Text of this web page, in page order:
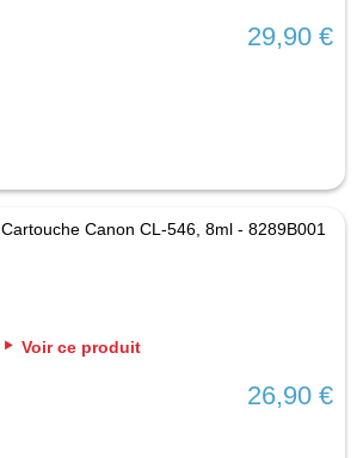
29,90 €
Cartouche Canon CL-546, 8ml - 8289B001
Voir ce produit
26,90 €